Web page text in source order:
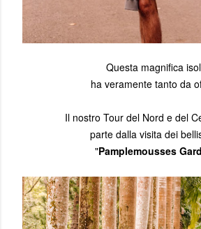
Questa magnifica
ha veramente tanto da
Il nostro Tour del Nord e del
parte dalla visita dei
"Pamplemousses